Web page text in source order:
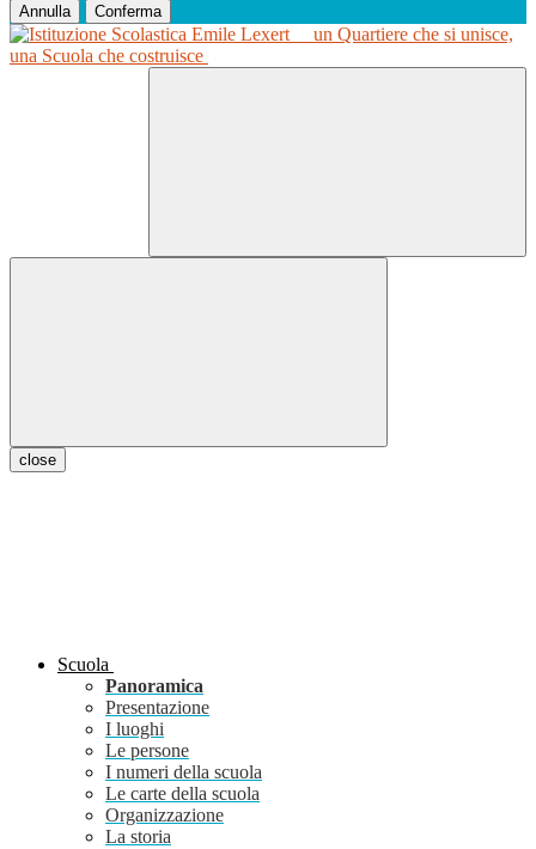
Annulla Conferma
un Quartiere che si unisce,
una Scuola che costruisce
close
Scuola
Panoramica
Presentazione
I luoghi
Le persone
I numeri della scuola
Le carte della scuola
Organizzazione
La storia